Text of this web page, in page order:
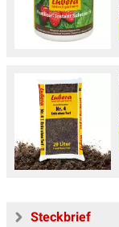
Steckbrief